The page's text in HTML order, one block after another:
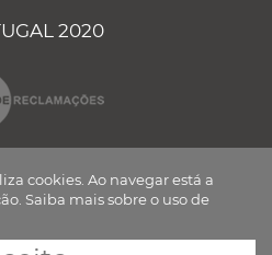
2020
ELÉCTRICOS AUTO, LDA ©
Desenvolvido porBOMSITE
cookies. Ao navegar está a
Saiba mais sobre o uso de